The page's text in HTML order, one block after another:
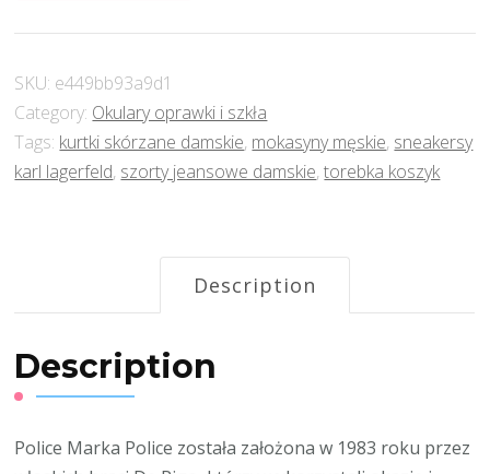
SKU: e449bb93a9d1
Category: Okulary oprawki i szkła
Tags: kurtki skórzane damskie, mokasyny męskie, sneakersy
karl lagerfeld, szorty jeansowe damskie,torebka koszyk
Description
Description
Police Marka Police została założona w 1983 roku przez